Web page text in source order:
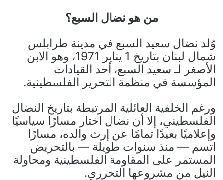
من هو نضال السبع؟
وُلد نضال سعيد السبع في مدينة طرابلس
شمال لبنان بتاريخ 1 يناير 1971، وهو الابن
الأصغر لـ سعيد السبع، أحد القيادات
المؤسسة في منظمة التحرير الفلسطينية.
ورغم الخلفية العائلية المرتبطة بتاريخ النضال
الفلسطيني، إلا أن نضال اختار مسارًا سياسيًا
وإعلاميًا بعيدًا تمامًا عن إرث والده، مسارًا
اتسم — منذ سنوات طويلة — بالتحريض
المستمر على المقاومة الفلسطينية ومحاولة
النيل من مشروعها التحرري.